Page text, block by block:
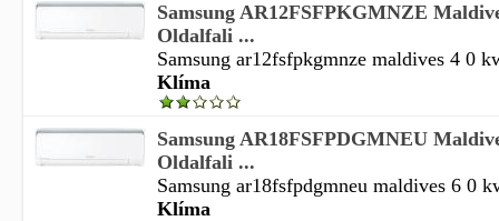
Samsung AR12FSFPKGMNZE
Oldalfali ...
Samsung ar12fsfpkgmnze maldives 4 0
Klíma
Samsung AR18FSFPDGMNEU
Oldalfali ...
Samsung ar18fsfpdgmneu maldives 6 0
Klíma